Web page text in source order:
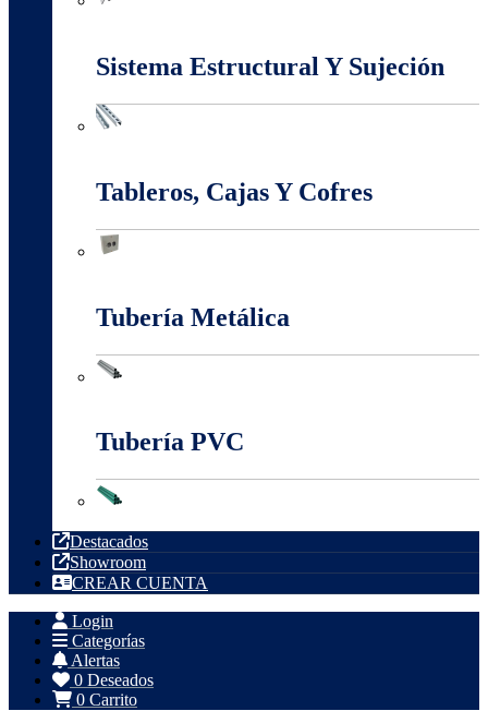
Sistema Estructural Y Sujeción
Tableros, Cajas Y Cofres
Tubería Metálica
Tubería PVC
Destacados
Showroom
CREAR CUENTA
Login
Categorías
Alertas
0 Deseados
0 Carrito